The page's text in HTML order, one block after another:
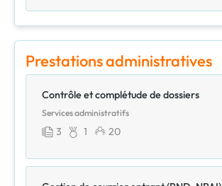
Prestations administratives
Contrôle et complétude de dossiers
Services administratifs
3 1 20